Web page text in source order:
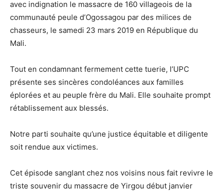
avec indignation le massacre de 160 villageois de la
communauté peule d’Ogossagou par des milices de
chasseurs, le samedi 23 mars 2019 en République du
Mali.
Tout en condamnant fermement cette tuerie, l’UPC
présente ses sincères condoléances aux familles
éplorées et au peuple frère du Mali. Elle souhaite prompt
rétablissement aux blessés.
Notre parti souhaite qu’une justice équitable et diligente
soit rendue aux victimes.
Cet épisode sanglant chez nos voisins nous fait revivre le
triste souvenir du massacre de Yirgou début janvier